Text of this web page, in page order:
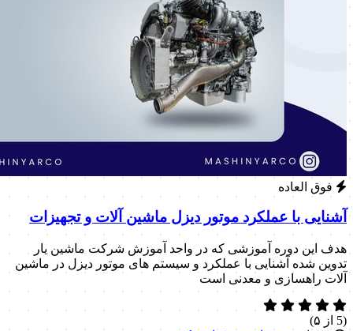
فوق العاده
آشنایی با عملکرد موتور دیزل ماشین آلات و تجهیزات
هدف این دوره آموزشی که در واحد آموزش شرکت ماشین یار
تدوین شده آشنایی با عملکرد و سیستم های موتور دیزل در ماشین
آلات راهسازی و معدنی است
(5 از ۵)